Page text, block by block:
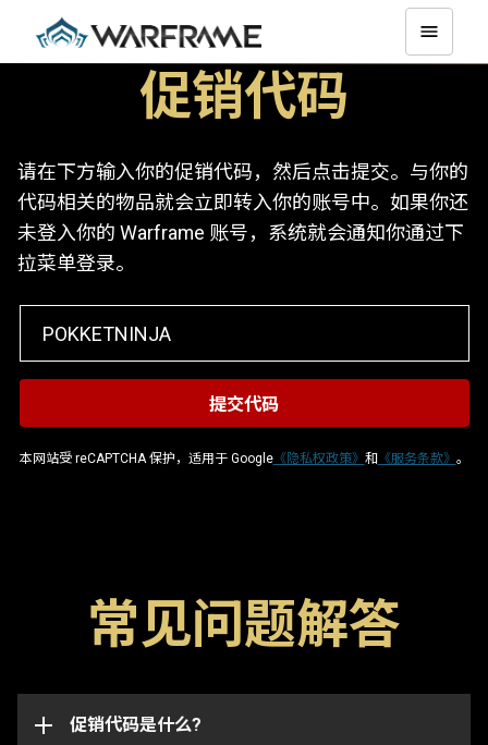
促销代码
请在下方输入你的促销代码，然后点击提交。与你的
代码相关的物品就会立即转入你的账号中。如果你还
未登入你的 Warframe 账号，系统就会通知你通过下
拉菜单登录。
本网站受 reCAPTCHA 保护，适用于 Google《隐私权政策》 和 《服务条款》 。
常见问题解答
促销代码是什么?
促销代码是用于解锁游戏内物品，比如浮印、加成道具
限，一旦过期将无法使用。促销代码也可能与特定的账
号绑定，并且仅适用于最初收到代码的账号。
Warframe 账号所关联的任何平台。